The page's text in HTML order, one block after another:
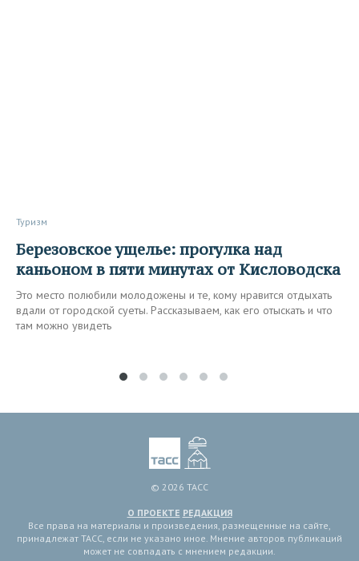
Туризм
Березовское ущелье: прогулка над
каньоном в пяти минутах от Кисловодска
Это место полюбили молодожены и те, кому нравится отдыхать
вдали от городской суеты. Рассказываем, как его отыскать и что
там можно увидеть
© 2026 ТАСС
О ПРОЕКТЕ РЕДАКЦИЯ
Все права на материалы и произведения, размещенные на сайте,
принадлежат ТАСС, если не указано иное. Мнение авторов публикаций
может не совпадать с мнением редакции.